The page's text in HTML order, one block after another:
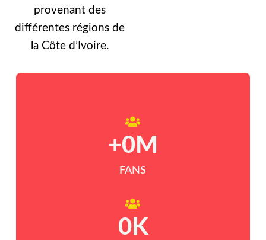
provenant des
différentes régions de
la Côte d’Ivoire.
FANS
+0 M
0K